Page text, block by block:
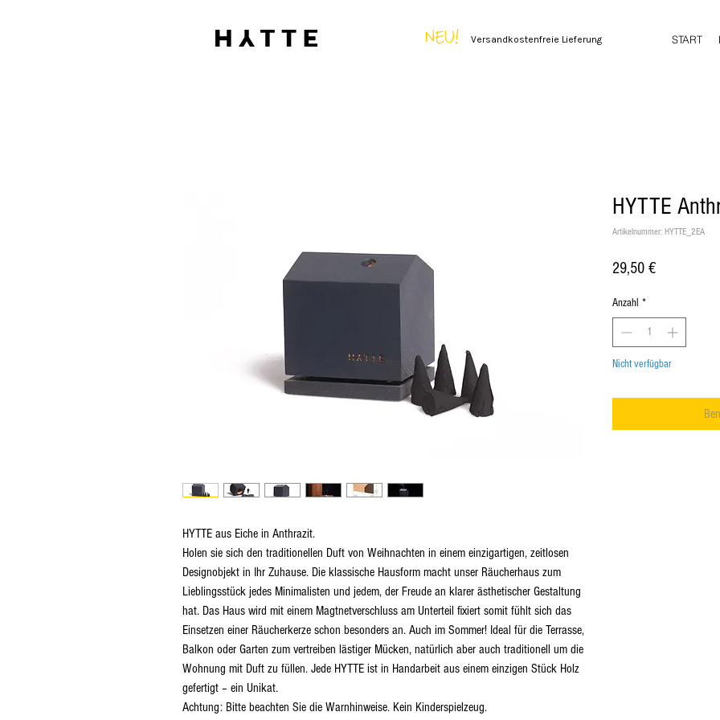
NEU! Versandkostenfreie Lieferung START
HYTTE aus Eiche in Anthrazit.
Holen sie sich den traditionellen Duft von Weihnachten in einem einzigartigen, zeitlosen
Designobjekt in Ihr Zuhause. Die klassische Hausform macht unser Räucherhaus zum
Lieblingsstück jedes Minimalisten und jedem, der Freude an klarer ästhetischer Gestaltung
hat. Das Haus wird mit einem Magtnetverschluss am Unterteil fixiert somit fühlt sich das
Einsetzen einer Räucherkerze schon besonders an. Auch im Sommer! Ideal für die Terrasse,
Balkon oder Garten zum vertreiben lästiger Mücken, natürlich aber auch traditionell um die
Wohnung mit Duft zu füllen. Jede HYTTE ist in Handarbeit aus einem einzigen Stück Holz
gefertigt – ein Unikat.
Achtung: Bitte beachten Sie die Warnhinweise. Kein Kinderspielzeug.
HYTTE
Artikelnummer: HYTTE_2EA
29,50 €Preis
Anzahl *
Nicht verfügbar